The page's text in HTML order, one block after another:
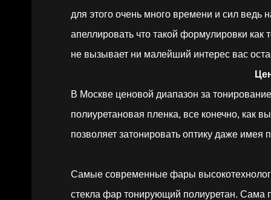
для этого очень много времени и сил ведь
апеллировать что такой формулировки
не вызывает ни малейший интерес вас
Цены на тонировку
В Москве ценовой диапазон за
полиуретановая пленка, все конечно, как
позволяет затонировать оптику даже
Самые современные фары
стекла фар тонирующий полиуретан. Сама